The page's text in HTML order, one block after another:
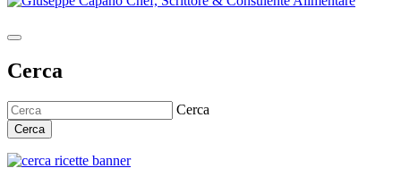
Cerca
Cerca
Cerca